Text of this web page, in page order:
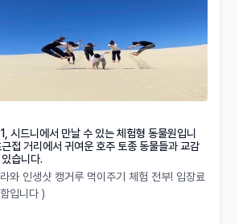
시드니에서 만날 수 있는 체험형 동물원입니
근접 거리에서 귀여운 호주 토종 동물들과 교감
습니다.
와 인생샷 캥거루 먹이주기 체험 전부! 입장료
입니다 )